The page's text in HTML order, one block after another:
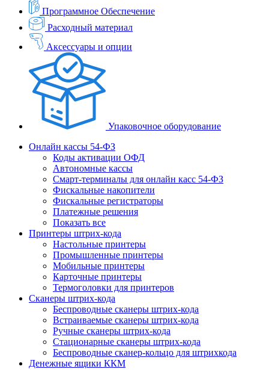
Программное Обеспечение
Расходный материал
Аксессуары и опции
Упаковочное оборудование
Онлайн кассы 54-ФЗ
Коды активации ОФД
Автономные кассы
Смарт-терминалы для онлайн касс 54-ФЗ
Фискальные накопители
Фискальные регистраторы
Платежные решения
Показать все
Принтеры штрих-кода
Настольные принтеры
Промышленные принтеры
Мобильные принтеры
Карточные принтеры
Термоголовки для принтеров
Сканеры штрих-кода
Беспроводные сканеры штрих-кода
Встраиваемые сканеры штрих-кода
Ручные сканеры штрих-кода
Стационарные сканеры штрих-кода
Беспроводные сканер-кольцо для штрихкода
Денежные ящики ККМ